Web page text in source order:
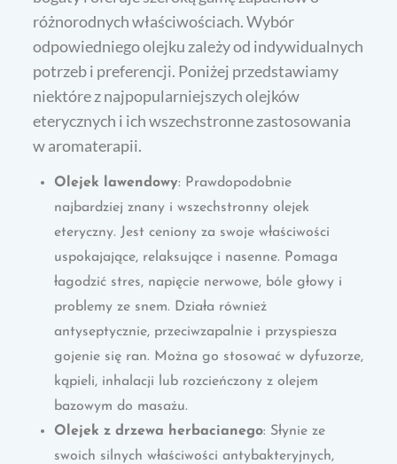
różnorodnych właściwościach. Wybór
odpowiedniego olejku zależy od indywidualnych
potrzeb i preferencji. Poniżej przedstawiamy
niektóre z najpopularniejszych olejków
eterycznych i ich wszechstronne zastosowania
w aromaterapii.
Olejek lawendowy: Prawdopodobnie
najbardziej znany i wszechstronny olejek
eteryczny. Jest ceniony za swoje właściwości
uspokajające, relaksujące i nasenne. Pomaga
łagodzić stres, napięcie nerwowe, bóle głowy i
problemy ze snem. Działa również
antyseptycznie, przeciwzapalnie i przyspiesza
gojenie się ran. Można go stosować w dyfuzorze,
kąpieli, inhalacji lub rozcieńczony z olejem
bazowym do masażu.
Olejek z drzewa herbacianego: Słynie ze
swoich silnych właściwości antybakteryjnych,